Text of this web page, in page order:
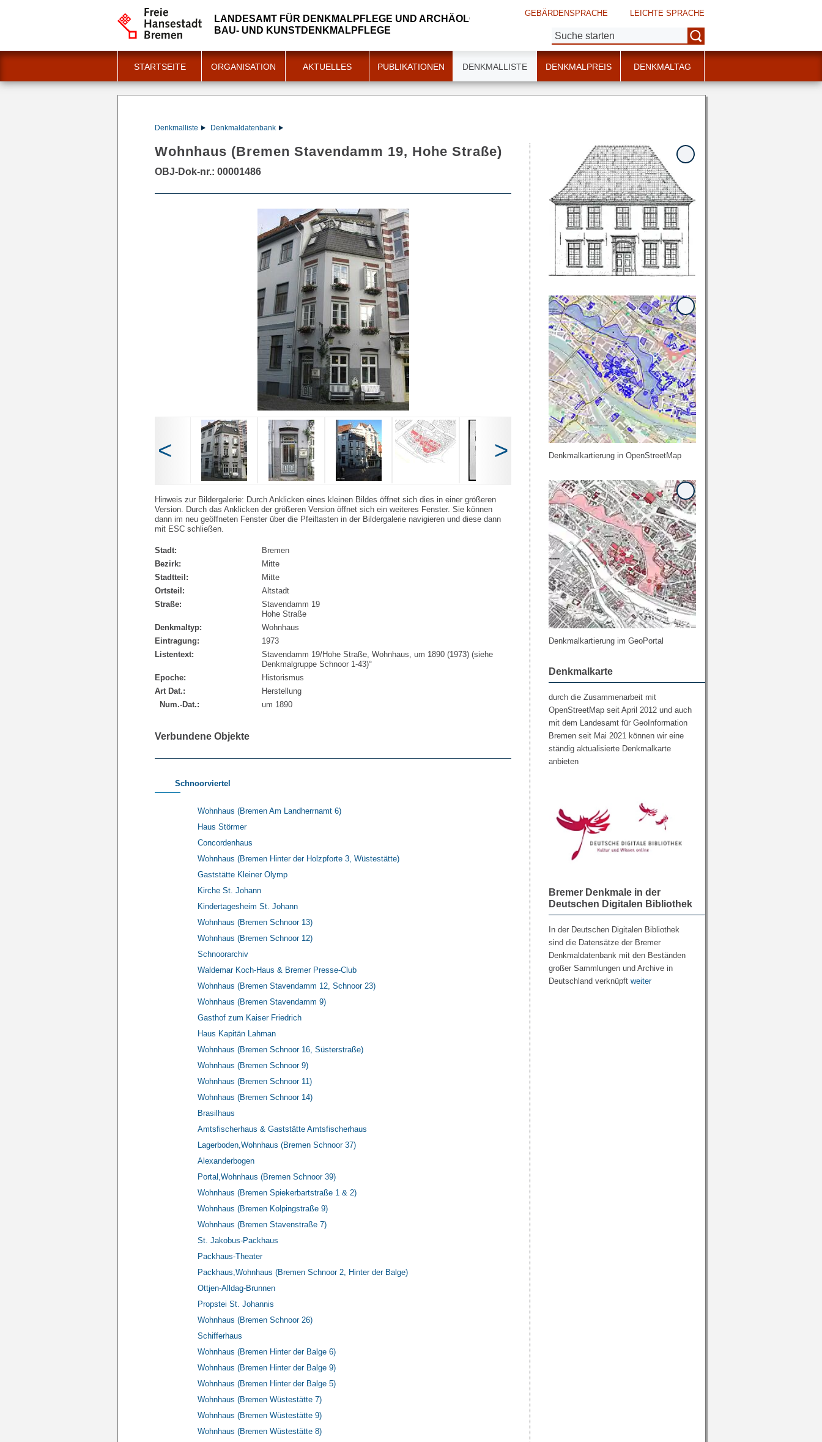
LANDESAMT FÜR DENKMALPFLEGE UND ARCHÄOLOGIE
BAU- UND KUNSTDENKMALPFLEGE
GEBÄRDENSPRACHE LEICHTE SPRACHE
Suche:
STARTSEITE ORGANISATION AKTUELLES PUBLIKATIONEN DENKMALLISTE DENKMALPREIS DENKMALTAG
Denkmalliste Denkmaldatenbank
Wohnhaus (Bremen Stavendamm 19, Hohe Straße)
OBJ-Dok-nr.: 00001486
< >
Hinweis zur Bildergalerie: Durch Anklicken eines kleinen Bildes öffnet sich dies in einer größeren
Version. Durch das Anklicken der größeren Version öffnet sich ein weiteres Fenster. Sie können
dann im neu geöffneten Fenster über die Pfeiltasten in der Bildergalerie navigieren und diese dann
mit ESC schließen.
Stadt:
Bremen
Bezirk:
Mitte
Stadtteil:
Mitte
Ortsteil:
Altstadt
Straße:
Stavendamm 19
Hohe Straße
Denkmaltyp:
Wohnhaus
Eintragung:
1973
Listentext:
Stavendamm 19/Hohe Straße, Wohnhaus, um 1890 (1973) (siehe
Denkmalgruppe Schnoor 1-43)°
Epoche:
Historismus
Art Dat.:
Herstellung
Num.-Dat.:
um 1890
Verbundene Objekte
Schnoorviertel
Wohnhaus (Bremen Am Landherrnamt 6)
Haus Störmer
Concordenhaus
Wohnhaus (Bremen Hinter der Holzpforte 3, Wüstestätte)
Gaststätte Kleiner Olymp
Kirche St. Johann
Kindertagesheim St. Johann
Wohnhaus (Bremen Schnoor 13)
Wohnhaus (Bremen Schnoor 12)
Schnoorarchiv
Waldemar Koch-Haus & Bremer Presse-Club
Wohnhaus (Bremen Stavendamm 12, Schnoor 23)
Wohnhaus (Bremen Stavendamm 9)
Gasthof zum Kaiser Friedrich
Haus Kapitän Lahman
Wohnhaus (Bremen Schnoor 16, Süsterstraße)
Wohnhaus (Bremen Schnoor 9)
Wohnhaus (Bremen Schnoor 11)
Wohnhaus (Bremen Schnoor 14)
Brasilhaus
Amtsfischerhaus & Gaststätte Amtsfischerhaus
Lagerboden,Wohnhaus (Bremen Schnoor 37)
Alexanderbogen
Portal,Wohnhaus (Bremen Schnoor 39)
Wohnhaus (Bremen Spiekerbartstraße 1 & 2)
Wohnhaus (Bremen Kolpingstraße 9)
Wohnhaus (Bremen Stavenstraße 7)
St. Jakobus-Packhaus
Packhaus-Theater
Packhaus,Wohnhaus (Bremen Schnoor 2, Hinter der Balge)
Ottjen-Alldag-Brunnen
Propstei St. Johannis
Wohnhaus (Bremen Schnoor 26)
Schifferhaus
Wohnhaus (Bremen Hinter der Balge 6)
Wohnhaus (Bremen Hinter der Balge 9)
Wohnhaus (Bremen Hinter der Balge 5)
Wohnhaus (Bremen Wüstestätte 7)
Wohnhaus (Bremen Wüstestätte 9)
Wohnhaus (Bremen Wüstestätte 8)
Denkmalkartierung in OpenStreetMap
Denkmalkartierung im GeoPortal
Denkmalkarte
durch die Zusammenarbeit mit
OpenStreetMap seit April 2012 und auch
mit dem Landesamt für GeoInformation
Bremen seit Mai 2021 können wir eine
ständig aktualisierte Denkmalkarte
anbieten
Bremer Denkmale in der
Deutschen Digitalen Bibliothek
In der Deutschen Digitalen Bibliothek
sind die Datensätze der Bremer
Denkmaldatenbank mit den Beständen
großer Sammlungen und Archive in
Deutschland verknüpft weiter